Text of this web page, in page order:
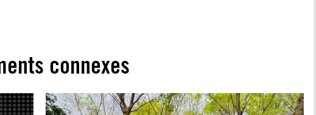
connexes